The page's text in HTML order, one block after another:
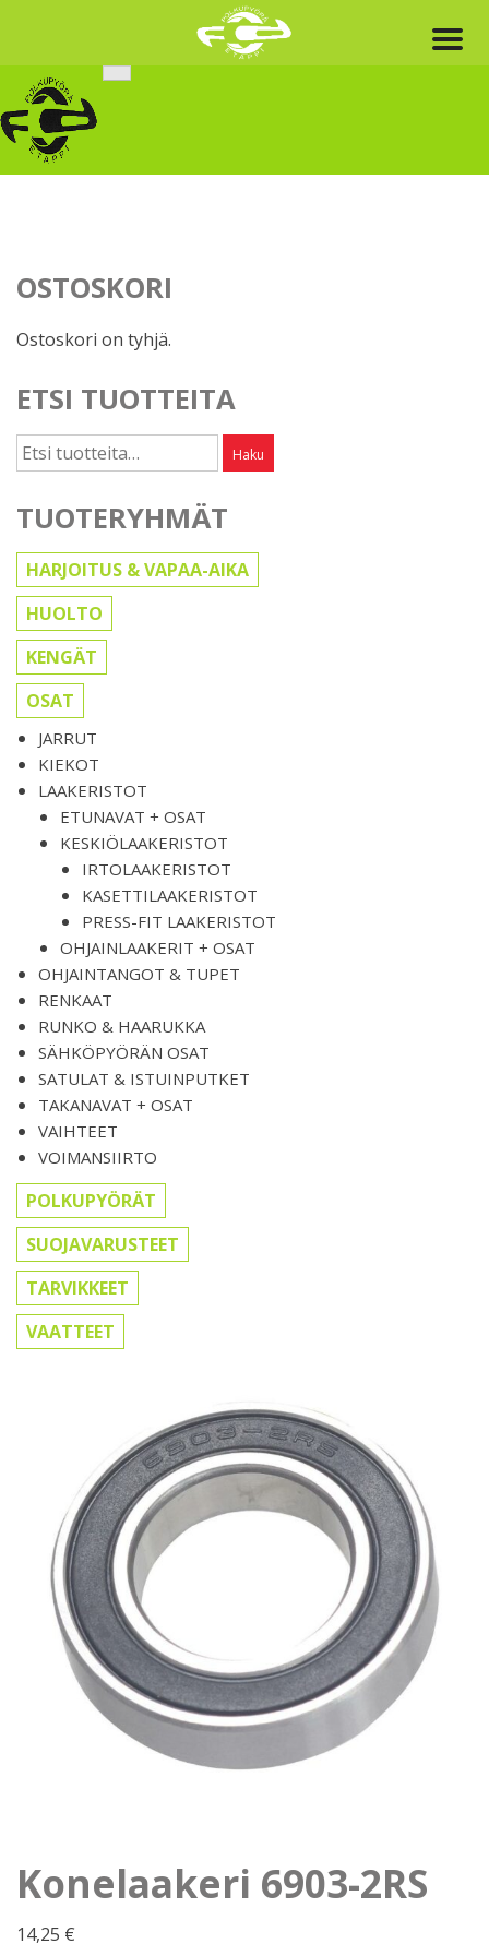
content
OSTOSKORI
Ostoskori on tyhjä.
ETSI TUOTTEITA
Etsi: Haku
TUOTERYHMÄT
HARJOITUS & VAPAA-AIKA
HUOLTO
KENGÄT
OSAT
JARRUT
KIEKOT
LAAKERISTOT
ETUNAVAT + OSAT
KESKIÖLAAKERISTOT
IRTOLAAKERISTOT
KASETTILAAKERISTOT
PRESS-FIT LAAKERISTOT
OHJAINLAAKERIT + OSAT
OHJAINTANGOT & TUPET
RENKAAT
RUNKO & HAARUKKA
SÄHKÖPYÖRÄN OSAT
SATULAT & ISTUINPUTKET
TAKANAVAT + OSAT
VAIHTEET
VOIMANSIIRTO
POLKUPYÖRÄT
SUOJAVARUSTEET
TARVIKKEET
VAATTEET
Konelaakeri 6903-2RS
14,25 €